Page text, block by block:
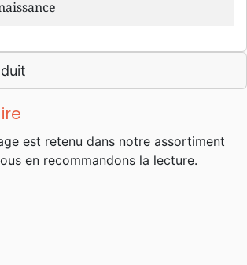
est retenu dans notre assortiment
en recommandons la lecture.